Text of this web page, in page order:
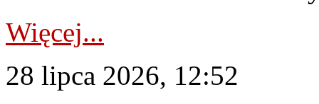
Więcej...
28 lipca 2026, 12:52